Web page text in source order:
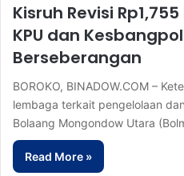
Kisruh Revisi
KPU dan
Berseberangan
BOROKO, BINADOW.COM –
lembaga terkait pengelolaan
Bolaang Mongondow Utara
Read More »